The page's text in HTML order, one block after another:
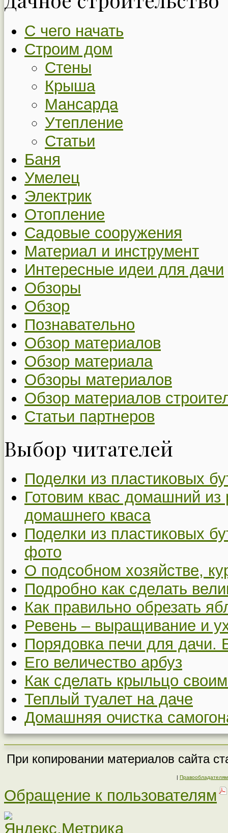
С чего начать
Строим дом
Стены
Крыша
Мансарда
Утепление
Статьи
Баня
Умелец
Электрик
Отопление
Садовые сооружения
Материал и инструмент
Интересные идеи для дачи
Обзоры
Обзор
Познавательно
Обзор материалов
Обзор материала
Обзоры материалов
Обзор материалов
Статьи партнеров
Выбор читателей
Поделки из пластиковых
Готовим квас домашний
домашнего кваса
Поделки из пластиковых
фото
О подсобном хозяйстве,
Подробно как сделать
Как правильно обрезать
Ревень – выращивание и
Порядовка печи для дачи.
Его величество арбуз
Как сделать крыльцо
Теплый туалет на даче
Домашняя очистка
При копировании материалов сайта
| Правообладателям
Обращение к пользователям